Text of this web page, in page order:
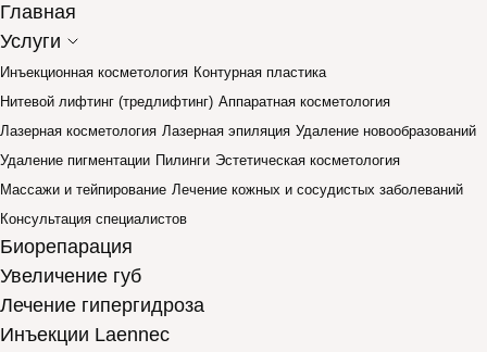
Главная
Услуги
Инъекционная косметология Контурная пластика
Нитевой лифтинг (тредлифтинг) Аппаратная косметология
Лазерная косметология Лазерная эпиляция Удаление новообразований
Удаление пигментации Пилинги Эстетическая косметология
Массажи и тейпирование Лечение кожных и сосудистых заболеваний
Консультация специалистов
Биорепарация
Увеличение губ
Лечение гипергидроза
Инъекции Laennec